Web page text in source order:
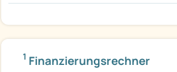
1 Finanzierungsrechner